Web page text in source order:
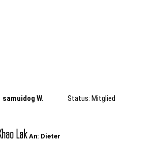
samuidog W.
Status: Mitglied
Lak An: Dieter